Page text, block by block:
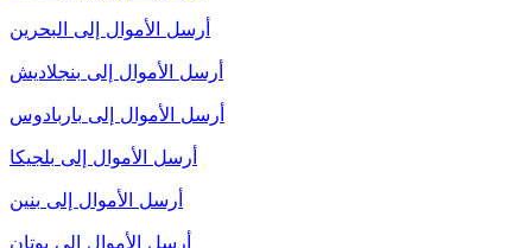
أرسل الأموال إلى البحرين
أرسل الأموال إلى بنجلاديش
أرسل الأموال إلى باربادوس
أرسل الأموال إلى بلجيكا
أرسل الأموال إلى بنين
أرسل الأموال إلى بوتان